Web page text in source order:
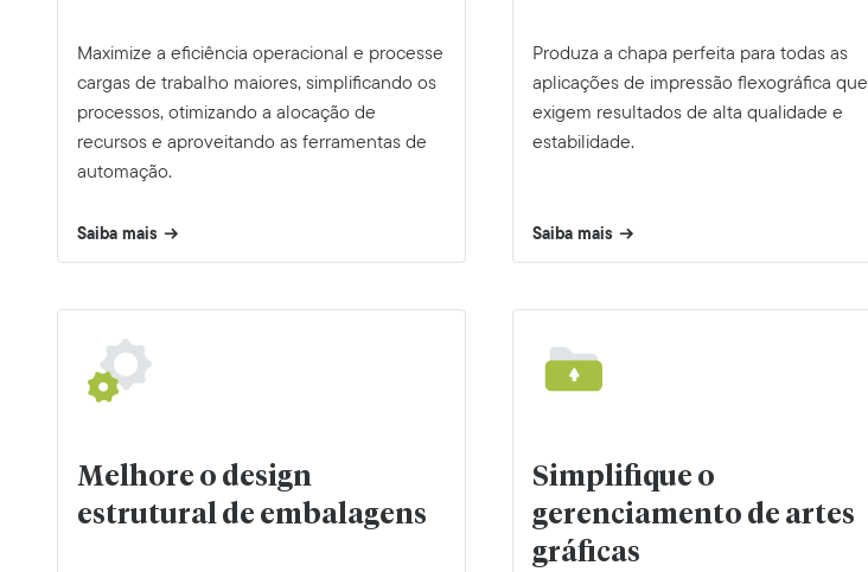
Maximize a eficiência operacional e processe
cargas de trabalho maiores, simplificando os
processos, otimizando a alocação de
recursos e aproveitando as ferramentas de
automação.
Saiba mais
Produza a chapa perfeita para todas as
aplicações de impressão flexográfica que
exigem resultados de alta qualidade e
estabilidade.
Saiba mais
Melhore o design
estrutural de embalagens
Simplifique o
gerenciamento de artes
gráficas